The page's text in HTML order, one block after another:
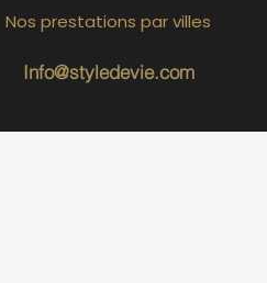
Info@styledevie.com
Nos prestations par villes